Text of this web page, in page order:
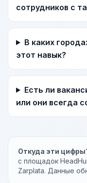
сотрудников с
В каких
этот навык?
Есть ли
или они всегда
Откуда эти
с площадок
Zarplata. Данные